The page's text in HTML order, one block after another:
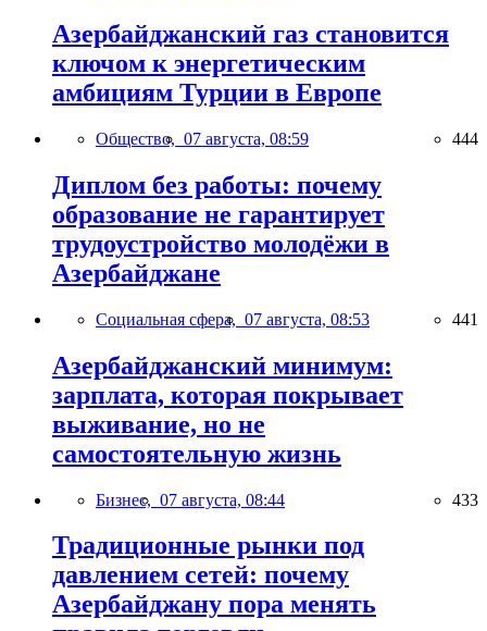
Азербайджанский газ становится
ключом к энергетическим
амбициям Турции в Европе
Общество, 07 августа, 08:59 444
Диплом без работы: почему
образование не гарантирует
трудоустройство молодёжи в
Азербайджане
Социальная сфера, 07 августа, 08:53 441
Азербайджанский минимум:
зарплата, которая покрывает
выживание, но не
самостоятельную жизнь
Бизнес, 07 августа, 08:44 433
Традиционные рынки под
давлением сетей: почему
Азербайджану пора менять